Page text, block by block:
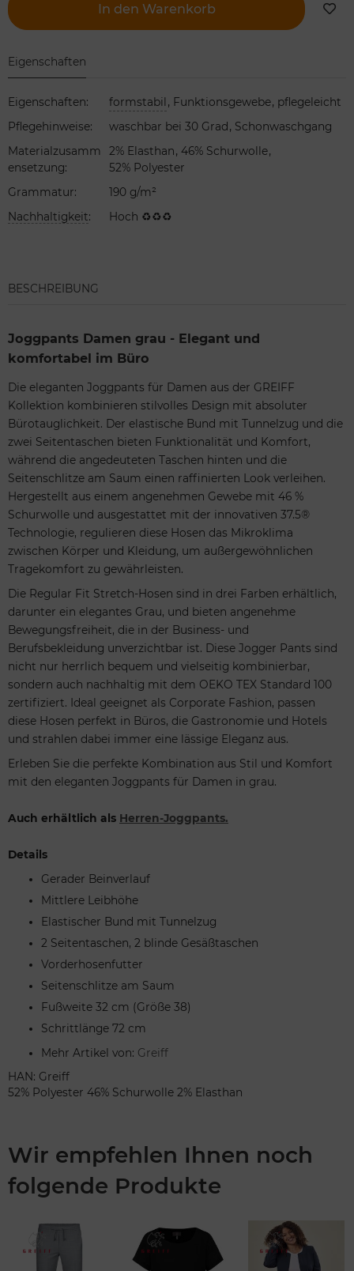
In den Warenkorb
Eigenschaften
Eigenschaften: formstabil , Funktionsgewebe, pflegeleicht
Pflegehinweise: waschbar bei 30 Grad , Schonwaschgang
Materialzusamm
ensetzung:
2% Elasthan, 46% Schurwolle,
52% Polyester
Grammatur:
190 g/m²
Nachhaltigkeit: Hoch ♻♻♻
BESCHREIBUNG
Joggpants Damen grau - Elegant und
komfortabel im Büro
Die eleganten Joggpants für Damen aus der GREIFF
Kollektion kombinieren stilvolles Design mit absoluter
Bürotauglichkeit. Der elastische Bund mit Tunnelzug und die
zwei Seitentaschen bieten Funktionalität und Komfort,
während die angedeuteten Taschen hinten und die
Seitenschlitze am Saum einen raffinierten Look verleihen.
Hergestellt aus einem angenehmen Gewebe mit 46 %
Schurwolle und ausgestattet mit der innovativen 37.5®
Technologie, regulieren diese Hosen das Mikroklima
zwischen Körper und Kleidung, um außergewöhnlichen
Tragekomfort zu gewährleisten.
Die Regular Fit Stretch-Hosen sind in drei Farben erhältlich,
darunter ein elegantes Grau, und bieten angenehme
Bewegungsfreiheit, die in der Business- und
Berufsbekleidung unverzichtbar ist. Diese Jogger Pants sind
nicht nur herrlich bequem und vielseitig kombinierbar,
sondern auch nachhaltig mit dem OEKO TEX Standard 100
zertifiziert. Ideal geeignet als Corporate Fashion, passen
diese Hosen perfekt in Büros, die Gastronomie und Hotels
und strahlen dabei immer eine lässige Eleganz aus.
Erleben Sie die perfekte Kombination aus Stil und Komfort
mit den eleganten Joggpants für Damen in grau.
Auch erhältlich als Herren-Joggpants.
Details
Gerader Beinverlauf
Mittlere Leibhöhe
Elastischer Bund mit Tunnelzug
2 Seitentaschen, 2 blinde Gesäßtaschen
Vorderhosenfutter
Seitenschlitze am Saum
Fußweite 32 cm (Größe 38)
Schrittlänge 72 cm
Mehr Artikel von: Greiff
HAN: Greiff
52% Polyester 46% Schurwolle 2% Elasthan
Wir empfehlen Ihnen noch
folgende Produkte